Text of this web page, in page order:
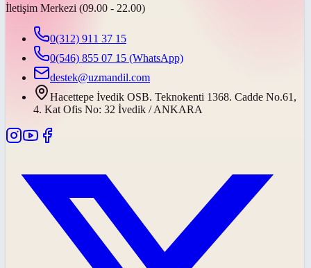
İletişim Merkezi (09.00 - 22.00)
0(312) 911 37 15
0(546) 855 07 15 (WhatsApp)
destek@uzmandil.com
Hacettepe İvedik OSB. Teknokenti 1368. Cadde No.61,
4. Kat Ofis No: 32 İvedik / ANKARA